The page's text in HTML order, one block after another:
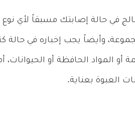
في حالة إصابتك مسبقاً لأي نوع
وأيضاً يجب إخباره في
المواد الحافظة أو الحيوانات،
العبوة بعناية.